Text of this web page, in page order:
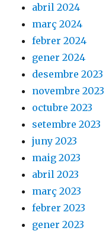
abril 2024
març 2024
febrer 2024
gener 2024
desembre 2023
novembre 2023
octubre 2023
setembre 2023
juny 2023
maig 2023
abril 2023
març 2023
febrer 2023
gener 2023